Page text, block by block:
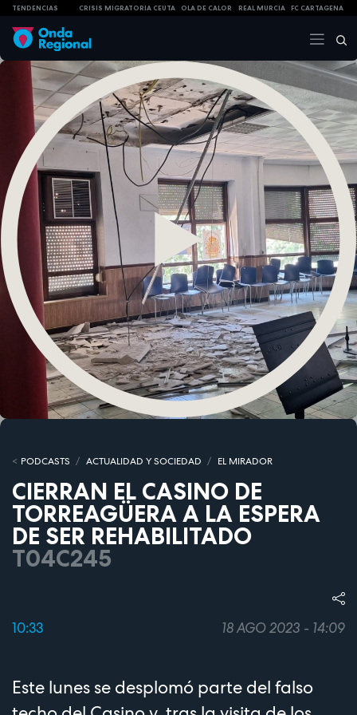
TENDENCIAS CRISIS MIGRATORIA CEUTA OLA DE CALOR REAL MURCIA FC CARTAGENA
PODCASTS ACTUALIDAD Y SOCIEDAD EL MIRADOR
CIERRAN EL CASINO DE
TORREAGÜERA A LA ESPERA
DE SER REHABILITADO
T04C245
10:33 18 AGO 2023 - 14:09
Este lunes se desplomó parte del falso